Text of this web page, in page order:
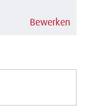
Bewerken